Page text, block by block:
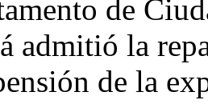
de
admitió la
de la